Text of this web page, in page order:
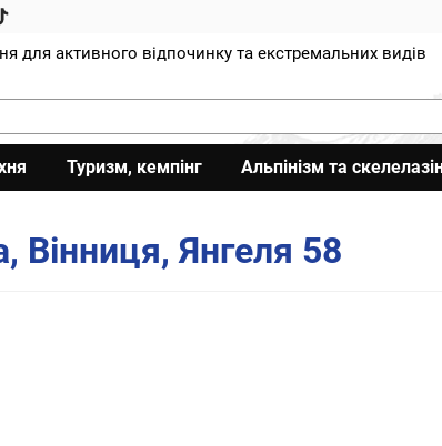
для активного відпочинку та екстремальних видів
Туризм, кемпінг Альпінізм та
Вінниця, Янгеля 58